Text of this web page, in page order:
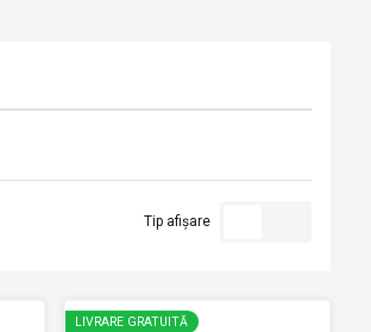
Tip afișare
LIVRARE GRATUITĂ